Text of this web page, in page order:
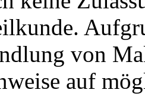
von
auf